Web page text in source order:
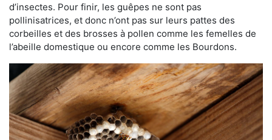
d’insectes. Pour finir, les guêpes ne sont pas
pollinisatrices, et donc n’ont pas sur leurs pattes des
corbeilles et des brosses à pollen comme les femelles de
l’abeille domestique ou encore comme les Bourdons.